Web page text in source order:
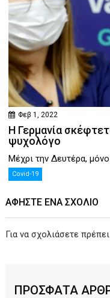
Φεβ 1, 2022
Η Γερμανία
ψυχολόγο
Μέχρι την Δευτέρα,
Covid-19
ΑΦΉΣΤΕ ΕΝΑ ΣΧΌΛΙΟ
Για να σχολιάσετε
ΠΡΟΣΦΑΤΑ